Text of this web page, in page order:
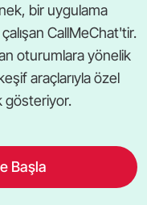
bir uygulama
CallMeChat'tir.
oturumlara yönelik
araçlarıyla özel
gösteriyor.
Başla